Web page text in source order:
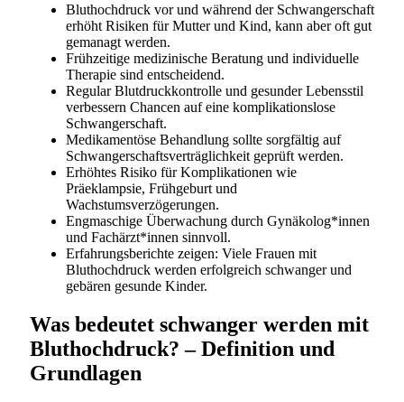
Bluthochdruck vor und während der Schwangerschaft
erhöht Risiken für Mutter und Kind, kann aber oft gut
gemanagt werden.
Frühzeitige medizinische Beratung und individuelle
Therapie sind entscheidend.
Regular Blutdruckkontrolle und gesunder Lebensstil
verbessern Chancen auf eine komplikationslose
Schwangerschaft.
Medikamentöse Behandlung sollte sorgfältig auf
Schwangerschaftsverträglichkeit geprüft werden.
Erhöhtes Risiko für Komplikationen wie
Präeklampsie, Frühgeburt und
Wachstumsverzögerungen.
Engmaschige Überwachung durch Gynäkolog*innen
und Fachärzt*innen sinnvoll.
Erfahrungsberichte zeigen: Viele Frauen mit
Bluthochdruck werden erfolgreich schwanger und
gebären gesunde Kinder.
Was bedeutet schwanger werden mit
Bluthochdruck? – Definition und
Grundlagen